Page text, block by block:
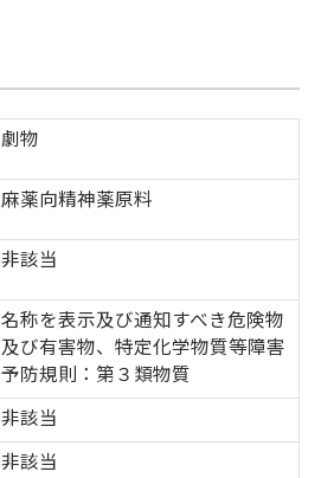
劇物
麻薬向精神薬原料
非該当
名称を表示及び通知すべき危険物
及び有害物、特定化学物質等障害
予防規則：第３類物質
非該当
非該当